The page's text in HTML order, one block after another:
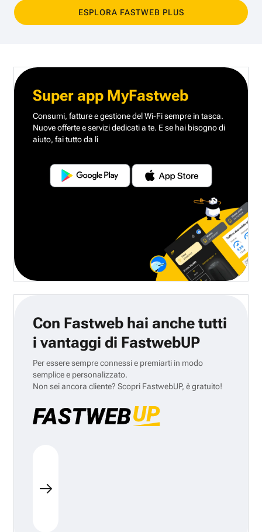
ESPLORA FASTWEB PLUS
Super app MyFastweb
Consumi, fatture e gestione del Wi-Fi sempre in tasca.
Nuove offerte e servizi dedicati a te. E se hai bisogno di
aiuto, fai tutto da lì
Con Fastweb hai anche tutti
i vantaggi di FastwebUP
Per essere sempre connessi e premiarti in modo
semplice e personalizzato.
Non sei ancora cliente? Scopri FastwebUP, è gratuito!